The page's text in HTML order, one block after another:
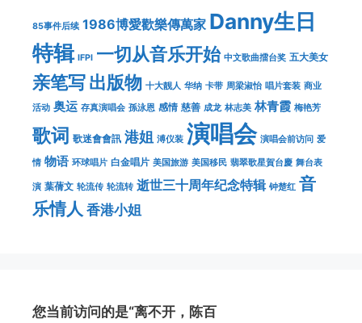
85事件后续 1986博愛歡樂傳萬家 Danny生日
特辑 IFPI 一切从音乐开始 中文歌曲擂台奖 五大美女
亲笔写出版物 十大靓人 华纳 卡带 周梁淑怡 唱片套装 商业
活动 奥运 存真演唱会 孫泳恩 感情 慈善 成龙 林志美 林青霞 梅艳芳
歌词 歌迷會會訊 港姐 溥仪装 演唱会 演唱会前访问 爱
情 物语 环球唱片 白金唱片 美国旅游 美国移民 翡翠歌星賀台慶 舞台表
演 葉蒨文 轮流传 轮流转 逝世三十周年纪念特辑 钟楚红 音
乐情人 香港小姐
您当前访问的是“离不开，陈百